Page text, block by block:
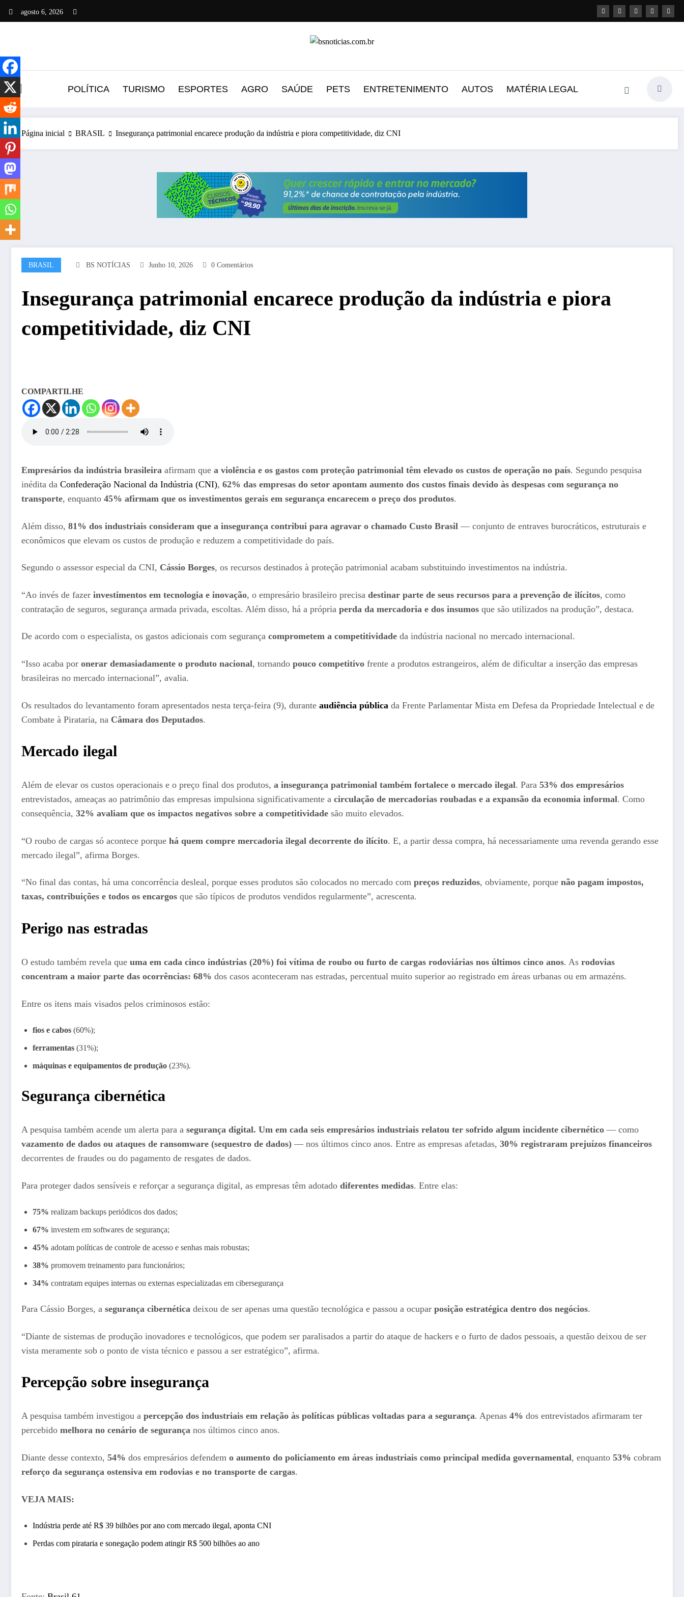
agosto 6, 2026
POLÍTICA TURISMO ESPORTES AGRO SAÚDE PETS ENTRETENIMENTO AUTOS MATÉRIA LEGAL
Página inicial BRASIL Insegurança patrimonial encarece produção da indústria e piora competitividade, diz CNI
BRASIL BS NOTÍCIAS Junho 10, 2026 0 Comentários
Insegurança patrimonial encarece produção da indústria e piora
competitividade, diz CNI
COMPARTILHE
Empresários da indústria brasileira afirmam que a violência e os gastos com proteção patrimonial têm elevado os custos de operação no país. Segundo pesquisa
inédita da Confederação Nacional da Indústria (CNI), 62% das empresas do setor apontam aumento dos custos finais devido às despesas com segurança no
transporte, enquanto 45% afirmam que os investimentos gerais em segurança encarecem o preço dos produtos.
Além disso, 81% dos industriais consideram que a insegurança contribui para agravar o chamado Custo Brasil — conjunto de entraves burocráticos, estruturais e
econômicos que elevam os custos de produção e reduzem a competitividade do país.
Segundo o assessor especial da CNI, Cássio Borges, os recursos destinados à proteção patrimonial acabam substituindo investimentos na indústria.
“Ao invés de fazer investimentos em tecnologia e inovação, o empresário brasileiro precisa destinar parte de seus recursos para a prevenção de ilícitos, como
contratação de seguros, segurança armada privada, escoltas. Além disso, há a própria perda da mercadoria e dos insumos que são utilizados na produção”, destaca.
De acordo com o especialista, os gastos adicionais com segurança comprometem a competitividade da indústria nacional no mercado internacional.
“Isso acaba por onerar demasiadamente o produto nacional, tornando pouco competitivo frente a produtos estrangeiros, além de dificultar a inserção das empresas
brasileiras no mercado internacional”, avalia.
Os resultados do levantamento foram apresentados nesta terça-feira (9), durante audiência pública da Frente Parlamentar Mista em Defesa da Propriedade Intelectual e de
Combate à Pirataria, na Câmara dos Deputados.
Mercado ilegal
Além de elevar os custos operacionais e o preço final dos produtos, a insegurança patrimonial também fortalece o mercado ilegal. Para 53% dos empresários
entrevistados, ameaças ao patrimônio das empresas impulsiona significativamente a circulação de mercadorias roubadas e a expansão da economia informal. Como
consequência, 32% avaliam que os impactos negativos sobre a competitividade são muito elevados.
“O roubo de cargas só acontece porque há quem compre mercadoria ilegal decorrente do ilícito. E, a partir dessa compra, há necessariamente uma revenda gerando esse
mercado ilegal”, afirma Borges.
“No final das contas, há uma concorrência desleal, porque esses produtos são colocados no mercado com preços reduzidos, obviamente, porque não pagam impostos,
taxas, contribuições e todos os encargos que são típicos de produtos vendidos regularmente”, acrescenta.
Perigo nas estradas
O estudo também revela que uma em cada cinco indústrias (20%) foi vítima de roubo ou furto de cargas rodoviárias nos últimos cinco anos. As rodovias
concentram a maior parte das ocorrências: 68% dos casos aconteceram nas estradas, percentual muito superior ao registrado em áreas urbanas ou em armazéns.
Entre os itens mais visados pelos criminosos estão:
fios e cabos (60%);
ferramentas (31%);
máquinas e equipamentos de produção (23%).
Segurança cibernética
A pesquisa também acende um alerta para a segurança digital. Um em cada seis empresários industriais relatou ter sofrido algum incidente cibernético — como
vazamento de dados ou ataques de ransomware (sequestro de dados) — nos últimos cinco anos. Entre as empresas afetadas, 30% registraram prejuízos financeiros
decorrentes de fraudes ou do pagamento de resgates de dados.
Para proteger dados sensíveis e reforçar a segurança digital, as empresas têm adotado diferentes medidas. Entre elas:
75% realizam backups periódicos dos dados;
67% investem em softwares de segurança;
45% adotam políticas de controle de acesso e senhas mais robustas;
38% promovem treinamento para funcionários;
34% contratam equipes internas ou externas especializadas em cibersegurança
Para Cássio Borges, a segurança cibernética deixou de ser apenas uma questão tecnológica e passou a ocupar posição estratégica dentro dos negócios.
“Diante de sistemas de produção inovadores e tecnológicos, que podem ser paralisados a partir do ataque de hackers e o furto de dados pessoais, a questão deixou de ser
vista meramente sob o ponto de vista técnico e passou a ser estratégico”, afirma.
Percepção sobre insegurança
A pesquisa também investigou a percepção dos industriais em relação às políticas públicas voltadas para a segurança. Apenas 4% dos entrevistados afirmaram ter
percebido melhora no cenário de segurança nos últimos cinco anos.
Diante desse contexto, 54% dos empresários defendem o aumento do policiamento em áreas industriais como principal medida governamental, enquanto 53% cobram
reforço da segurança ostensiva em rodovias e no transporte de cargas.
VEJA MAIS:
Indústria perde até R$ 39 bilhões por ano com mercado ilegal, aponta CNI
Perdas com pirataria e sonegação podem atingir R$ 500 bilhões ao ano